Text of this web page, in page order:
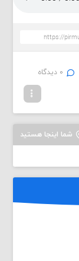
۰ دیدگاه
شما اینجا هستید